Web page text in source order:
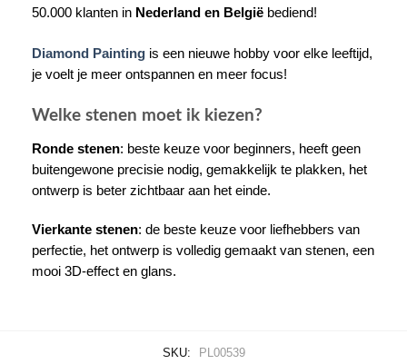
50.000 klanten in Nederland en België bediend!
Diamond Painting is een nieuwe hobby voor elke leeftijd,
je voelt je meer ontspannen en meer focus!
Welke stenen moet ik kiezen?
Ronde stenen: beste keuze voor beginners, heeft geen
buitengewone precisie nodig, gemakkelijk te plakken, het
ontwerp is beter zichtbaar aan het einde.
Vierkante stenen: de beste keuze voor liefhebbers van
perfectie, het ontwerp is volledig gemaakt van stenen, een
mooi 3D-effect en glans.
SKU:
PL00539